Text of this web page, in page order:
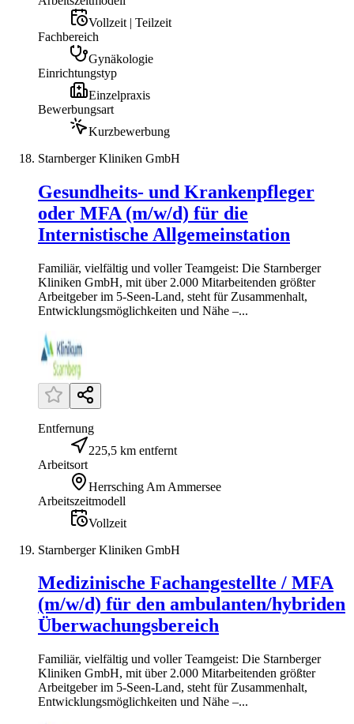
Vollzeit | Teilzeit
Fachbereich
Gynäkologie
Einrichtungstyp
Einzelpraxis
Bewerbungsart
Kurzbewerbung
Starnberger Kliniken GmbH
Gesundheits- und Krankenpfleger
oder MFA (m/w/d) für die
Internistische Allgemeinstation
Familiär, vielfältig und voller Teamgeist: Die Starnberger
Kliniken GmbH, mit über 2.000 Mitarbeitenden größter
Arbeitgeber im 5-Seen-Land, steht für Zusammenhalt,
Entwicklungsmöglichkeiten und Nähe –...
Entfernung
225,5 km entfernt
Arbeitsort
Herrsching Am Ammersee
Arbeitszeitmodell
Vollzeit
Starnberger Kliniken GmbH
Medizinische Fachangestellte / MFA
(m/w/d) für den ambulanten/hybriden
Überwachungsbereich
Familiär, vielfältig und voller Teamgeist: Die Starnberger
Kliniken GmbH, mit über 2.000 Mitarbeitenden größter
Arbeitgeber im 5-Seen-Land, steht für Zusammenhalt,
Entwicklungsmöglichkeiten und Nähe –...